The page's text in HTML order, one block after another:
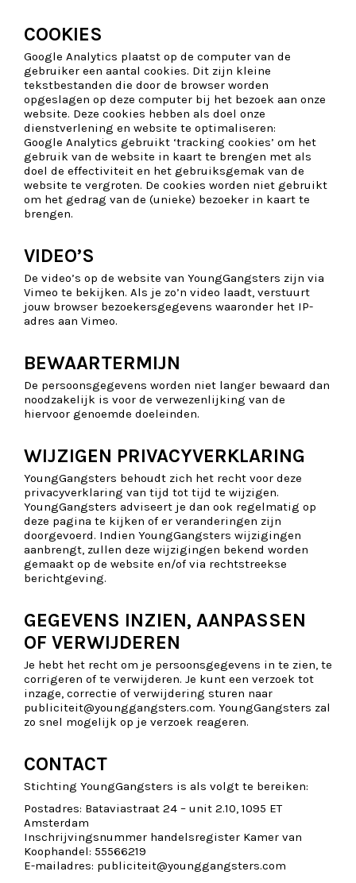
COOKIES
Google Analytics plaatst op de computer van de
gebruiker een aantal cookies. Dit zijn kleine
tekstbestanden die door de browser worden
opgeslagen op deze computer bij het bezoek aan onze
website. Deze cookies hebben als doel onze
dienstverlening en website te optimaliseren:
Google Analytics gebruikt ‘tracking cookies’ om het
gebruik van de website in kaart te brengen met als
doel de effectiviteit en het gebruiksgemak van de
website te vergroten. De cookies worden niet gebruikt
om het gedrag van de (unieke) bezoeker in kaart te
brengen.
VIDEO’S
De video’s op de website van YoungGangsters zijn via
Vimeo te bekijken. Als je zo’n video laadt, verstuurt
jouw browser bezoekersgegevens waaronder het IP-
adres aan Vimeo.
BEWAARTERMIJN
De persoonsgegevens worden niet langer bewaard dan
noodzakelijk is voor de verwezenlijking van de
hiervoor genoemde doeleinden.
WIJZIGEN PRIVACYVERKLARING
YoungGangsters behoudt zich het recht voor deze
privacyverklaring van tijd tot tijd te wijzigen.
YoungGangsters adviseert je dan ook regelmatig op
deze pagina te kijken of er veranderingen zijn
doorgevoerd. Indien YoungGangsters wijzigingen
aanbrengt, zullen deze wijzigingen bekend worden
gemaakt op de website en/of via rechtstreekse
berichtgeving.
GEGEVENS INZIEN, AANPASSEN
OF VERWIJDEREN
Je hebt het recht om je persoonsgegevens in te zien, te
corrigeren of te verwijderen. Je kunt een verzoek tot
inzage, correctie of verwijdering sturen naar
publiciteit@younggangsters.com. YoungGangsters zal
zo snel mogelijk op je verzoek reageren.
CONTACT
Stichting YoungGangsters is als volgt te bereiken:
Postadres: Bataviastraat 24 – unit 2.10, 1095 ET
Amsterdam
Inschrijvingsnummer handelsregister Kamer van
Koophandel: 55566219
E-mailadres: publiciteit@younggangsters.com